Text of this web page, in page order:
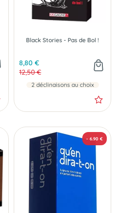
Black Stories - Pas de Bol !
8,80 €
12,50 €
2 déclinaisons au choix